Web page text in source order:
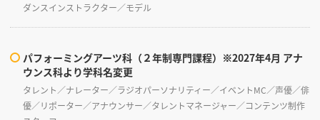
ダンスインストラクター／モデル
パフォーミングアーツ科（２年制専門課程）※2027年4月 アナ
ウンス科より学科名変更
タレント／ナレーター／ラジオパーソナリティー／イベントMC／声優／俳
優／リポーター／アナウンサー／タレントマネージャー／コンテンツ制作